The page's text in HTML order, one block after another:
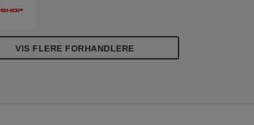
VIS FLERE FORHANDLERE